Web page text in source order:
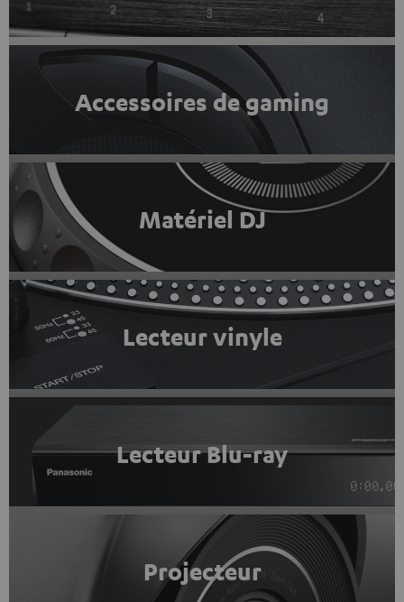
Accessoires de gaming
Matériel DJ
Lecteur vinyle
Lecteur Blu-ray
Projecteur